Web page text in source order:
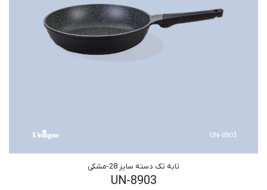
تابه تک دسته سایز 28-مشکی
UN-8903